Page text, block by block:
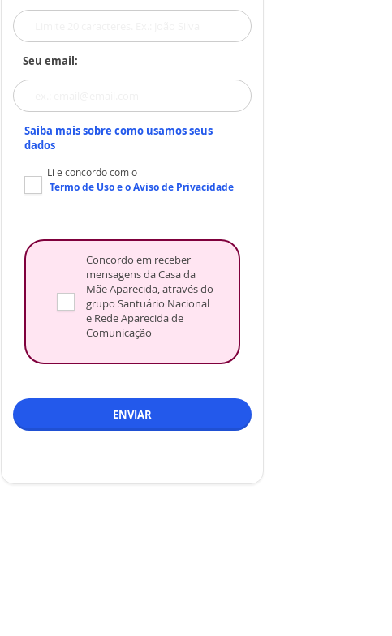
Seu email:
Saiba mais sobre como usamos seus
dados
Li e concordo com o
Termo de Usoe oAviso de Privacidade
Concordo em receber
mensagens da Casa da
Mãe Aparecida, através do
grupo Santuário Nacional
e Rede Aparecida de
Comunicação
ENVIAR